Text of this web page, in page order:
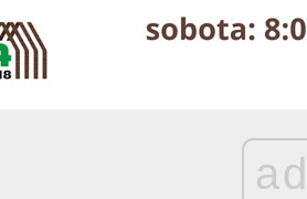
ad